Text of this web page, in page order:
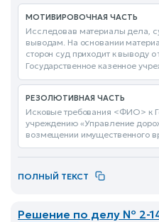
МОТИВИРОВОЧНАЯ ЧАСТЬ
Исследовав материалы дела,
выводам. На основании
сторон суд приходит к выводу о
Государственное казенное
РЕЗОЛЮТИВНАЯ ЧАСТЬ
Исковые требования <ФИО> к
учреждению «Управление
возмещении имущественного
ПОЛНЫЙ ТЕКСТ
Решение по делу № 2-